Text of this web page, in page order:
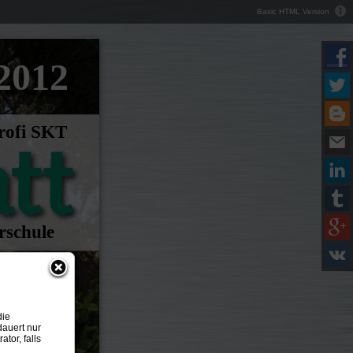
Basic HTML Version
SKT
nur
falls